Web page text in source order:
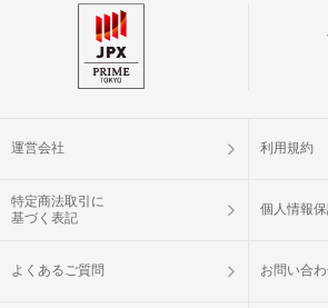
運営会社 利用規約
特定商法取引に
基づく表記
個人情報
よくあるご質問 お問い合